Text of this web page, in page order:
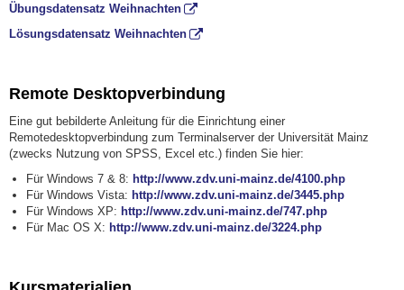
Übungsdatensatz Weihnachten
Lösungsdatensatz Weihnachten
Remote Desktopverbindung
Eine gut bebilderte Anleitung für die Einrichtung einer
Remotedesktopverbindung zum Terminalserver der Universität Mainz
(zwecks Nutzung von SPSS, Excel etc.) finden Sie hier:
Für Windows 7 & 8: http://www.zdv.uni-mainz.de/4100.php
Für Windows Vista: http://www.zdv.uni-mainz.de/3445.php
Für Windows XP: http://www.zdv.uni-mainz.de/747.php
Für Mac OS X: http://www.zdv.uni-mainz.de/3224.php